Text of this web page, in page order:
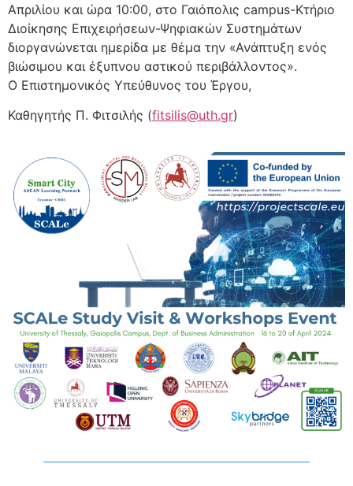
Απριλίου και ώρα 10:00, στο Γαιόπολις campus-Κτήριο
Διοίκησης Επιχειρήσεων-Ψηφιακών Συστημάτων
διοργανώνεται ημερίδα με θέμα την «Ανάπτυξη ενός
βιώσιμου και έξυπνου αστικού περιβάλλοντος».
Ο Επιστημονικός Υπεύθυνος του Έργου,
Καθηγητής Π. Φιτσιλής (fitsilis@uth.gr)